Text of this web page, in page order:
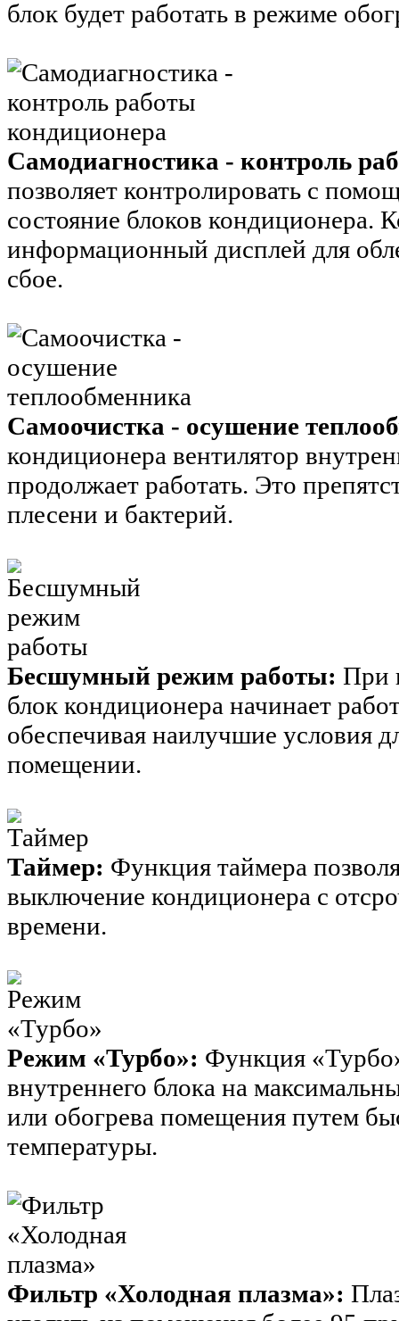
блок будет работать в режиме
Самодиагностика - контроль
позволяет контролировать с
состояние блоков кондиционера.
информационный дисплей для
сбое.
Самоочистка - осушение
кондиционера вентилятор
продолжает работать. Это
плесени и бактерий.
Бесшумный режим работы: При
блок кондиционера начинает
обеспечивая наилучшие условия
помещении.
Таймер: Функция таймера
выключение кондиционера с
времени.
Режим «Турбо»: Функция
внутреннего блока на
или обогрева помещения путем
температуры.
Фильтр «Холодная плазма»: